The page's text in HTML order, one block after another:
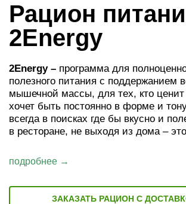
Рацион
2Energy
2Energy– программа для
полезного питания с поддержанием
мышечной массы, для тех, кто
хочет быть постоянно в форме и
всегда в поисках где бы вкусно и
в ресторане, не выходя из дома – это
подробнее →
ЗАКАЗАТЬ РАЦИОН С